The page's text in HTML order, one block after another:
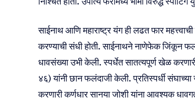
साईनाथ आणि महाराष्ट्र यंग ही लढत फार
करण्याची संधी होती. साईनाथने नाणेफेक जिंकून
धावसंख्या उभी केली. स्पर्धेत सातत्यपूर्ण खेळ
४६) यांनी छान फलंदाजी केली. प्रतिस्पर्धी
करणारी कर्णधार सानया जोशी यांना आवश्यक